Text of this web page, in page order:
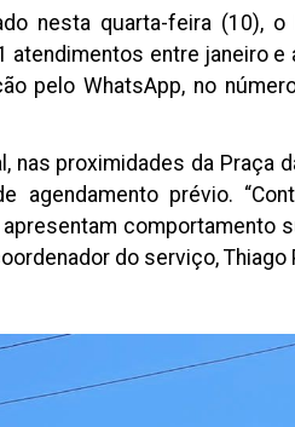
nesta quarta-feira (10),
entre janeiro
pelo WhatsApp, no
nas proximidades da Praça
agendamento prévio.
comportamento
do serviço, Thiago